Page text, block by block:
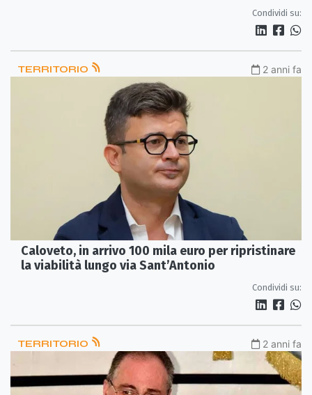
Condividi su:
TERRITORIO 2 anni fa
Caloveto, in arrivo 100 mila euro per ripristinare
la viabilità lungo via Sant’Antonio
Condividi su:
TERRITORIO 2 anni fa